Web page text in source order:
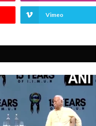
Vimeo